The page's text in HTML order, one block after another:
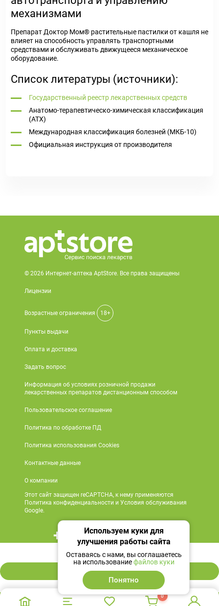
248 ₽
В корзину
механизмами
Препарат Доктор Мом® растительные пастилки от кашля не
влияет на способность управлять транспортными
средствами и обслуживать движущееся механическое
оборудование.
Список литературы (источники):
Государственный реестр лекарственных средств
Анатомо-терапевтическо-химическая классификация
(ATX)
Международная классификация болезней (МКБ-10)
Официальная инструкция от производителя
© 2026 Интернет-аптека AptStore. Все права защищены
Лицензии
Возрастные ограничения 18+
Пункты выдачи
Оплата и доставка
Задать вопрос
Информация об условиях розничной продажи
лекарственных препаратов дистанционным способом
Пользовательское соглашение
Политика по обработке ПД
Политика использования Cookies
Контактные данные
О компании
Этот сайт защищен reCAPTCHA, к нему применяются
Политика конфиденциальности и Условия обслуживания
Google.
+7 495 419 18 18
Мы в социальных сетях
0
Используем куки для
улучшения работы сайта
Оставаясь с нами, вы соглашаетесь
на использованиефайлов куки
Понятно